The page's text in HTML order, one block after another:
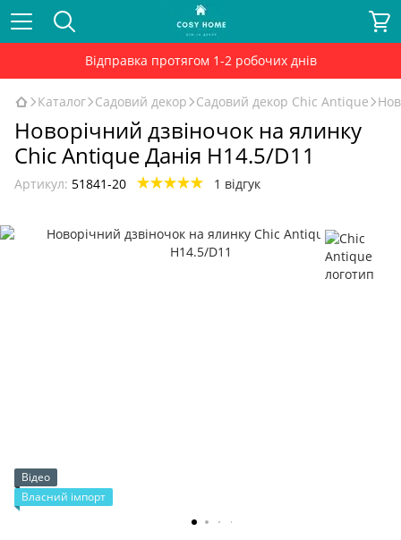
Відправка протягом 1-2 робочих днів
Каталог Садовий декор Садовий декор Chic Antique
Новорічний дзвіночок на ялинку
Chic Antique Данія H14.5/D11
Артикул: 51841-20 1 відгук
Відео
Власний імпорт